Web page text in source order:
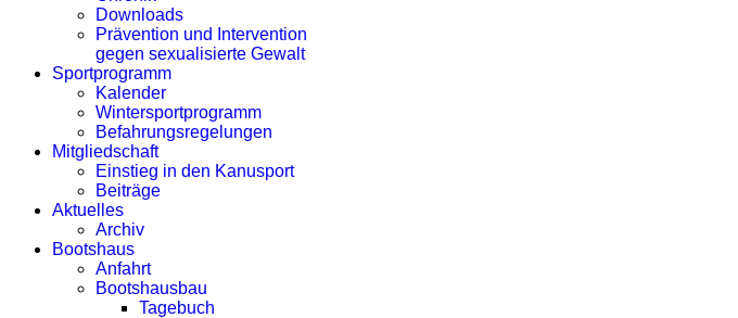
Downloads
Prävention und Intervention
gegen sexualisierte Gewalt
Sportprogramm
Kalender
Wintersportprogramm
Befahrungsregelungen
Mitgliedschaft
Einstieg in den Kanusport
Beiträge
Aktuelles
Archiv
Bootshaus
Anfahrt
Bootshausbau
Tagebuch